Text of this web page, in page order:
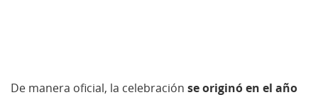
De manera oficial, la celebración se originó en el año